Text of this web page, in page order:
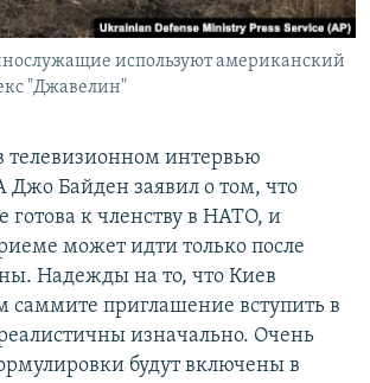
используют американский
"Джавелин"
телевизионном интервью
Байден заявил о том, что
готова к членству в НАТО, и
может идти только после
Надежды на то, что Киев
саммите приглашение вступить в
изначально. Очень
будут включены в